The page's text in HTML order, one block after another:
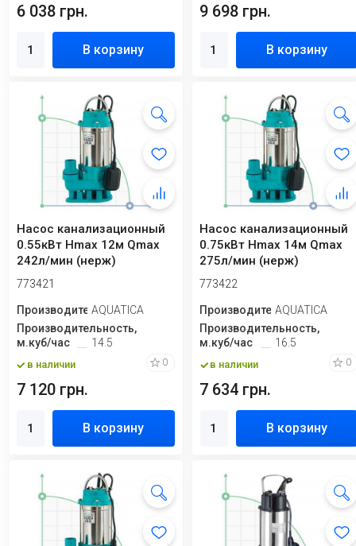
6 038 грн.
В корзину
9 698 грн.
В корзину
Насос канализационный
0.55кВт Hmax 12м Qmax
242л/мин (нерж)
AQUATICA (773421)
773421
ПроизводительAQUATICA
Производительность,
м.куб/час
14.5
в наличии 0
7 120 грн.
В корзину
Насос канализационный
0.75кВт Hmax 14м Qmax
275л/мин (нерж)
AQUATICA (773422)
773422
ПроизводительAQUATICA
Производительность,
м.куб/час
16.5
в наличии 0
7 634 грн.
В корзину